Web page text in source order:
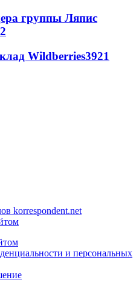
группы Ляпис
Wildberries3921
korrespondent.net
и персональных